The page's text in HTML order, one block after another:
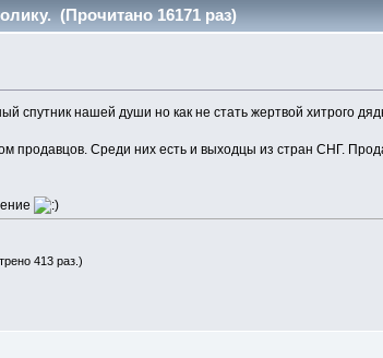
(Прочитано 16171 раз)
спутник нашей души но как не стать жертвой хитрого
продавцов. Среди них есть и выходцы из стран СНГ.
413 раз.)